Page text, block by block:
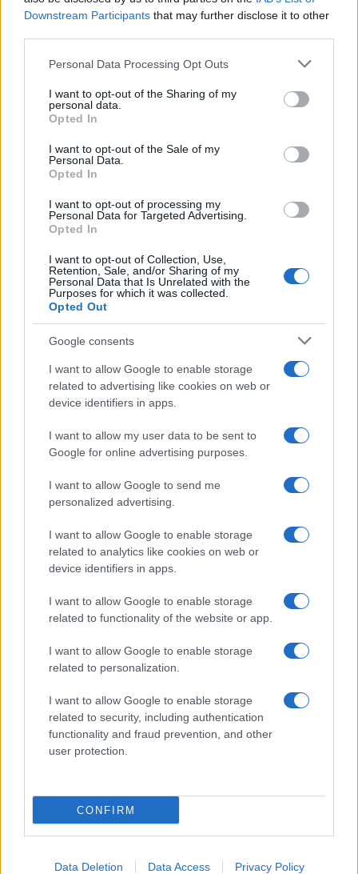
Downstream Participants that may further disclose it to other
Please note that this website/app uses one or more Google
not limited to your visit or usage behaviour. You may click to
grant or deny consent to Google and its third-party tags to
use your data for below specified purposes in below Google
consent section.
Personal Data Processing Opt Outs
I want to opt-out of the Sharing of my
personal data.
Opted In
I want to opt-out of the Sale of my
Personal Data.
Opted In
I want to opt-out of processing my
Personal Data for Targeted Advertising.
Opted In
I want to opt-out of Collection, Use,
Retention, Sale, and/or Sharing of my
Personal Data that Is Unrelated with the
Purposes for which it was collected.
Opted Out
Google consents
I want to allow Google to enable storage
related to advertising like cookies on web or
device identifiers in apps.
I want to allow my user data to be sent to
Google for online advertising purposes.
I want to allow Google to send me
personalized advertising.
I want to allow Google to enable storage
related to analytics like cookies on web or
device identifiers in apps.
I want to allow Google to enable storage
related to functionality of the website or app.
I want to allow Google to enable storage
related to personalization.
I want to allow Google to enable storage
related to security, including authentication
functionality and fraud prevention, and other
user protection.
CONFIRM
Data Deletion Data Access Privacy Policy
NECROLOGIE
Mario Malu
Paolo Pinna
I nostri cari
I nostri cari
I nostri cari
Giovannimaria Cabras
Invia un Comunicato Stampa| Pubblicità Segnala
Vuoi rimanere sempre aggiornato?
email periodiche contenenti le ultime notizie pubblicate
sul sito web!
*